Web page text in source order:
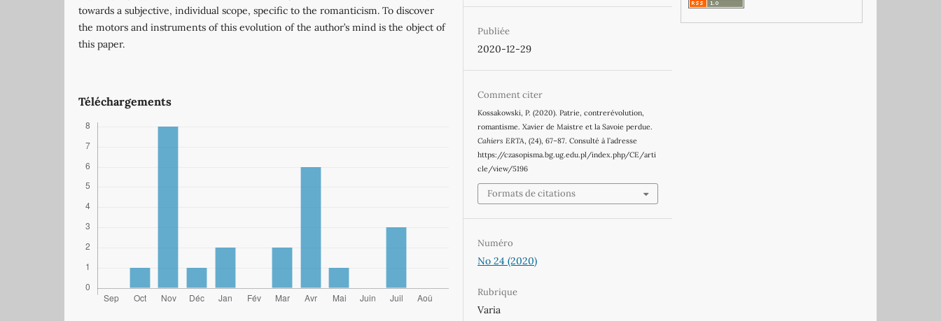
towards a subjective, individual scope, specific to the romanticism. To discover
the motors and instruments of this evolution of the author’s mind is the object of
this paper.
Téléchargements
Publiée
2020-12-29
Comment citer
Kossakowski, P. (2020). Patrie, contre­révolution,
romantisme. Xavier de Maistre et la Savoie perdue.
Cahiers ERTA, (24), 67–87. Consulté à l’adresse
https://czasopisma.bg.ug.edu.pl/index.php/CE/arti
cle/view/5196
Formats de citations
Numéro
No 24 (2020)
Rubrique
Varia